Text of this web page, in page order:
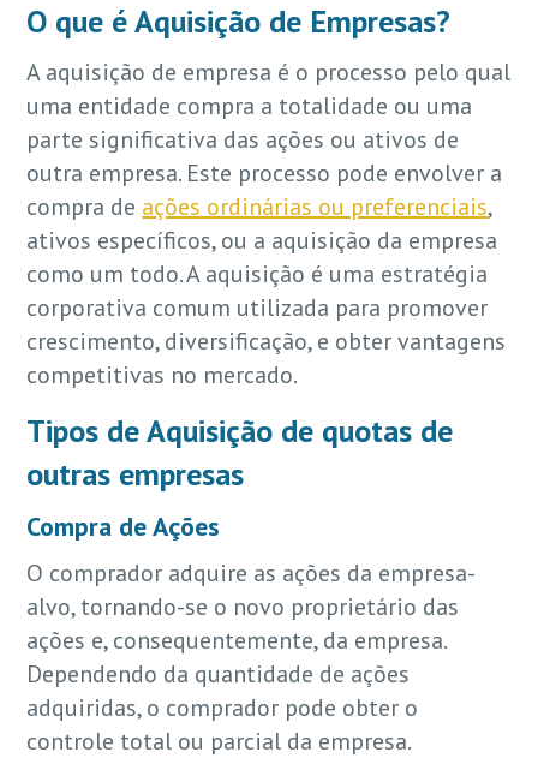
O que é Aquisição de Empresas?
A aquisição de empresa é o processo pelo qual
uma entidade compra a totalidade ou uma
parte significativa das ações ou ativos de
outra empresa. Este processo pode envolver a
compra de ações ordinárias ou preferenciais,
ativos específicos, ou a aquisição da empresa
como um todo. A aquisição é uma estratégia
corporativa comum utilizada para promover
crescimento, diversificação, e obter vantagens
competitivas no mercado.
Tipos de Aquisição de quotas de
outras empresas
Compra de Ações
O comprador adquire as ações da empresa-
alvo, tornando-se o novo proprietário das
ações e, consequentemente, da empresa.
Dependendo da quantidade de ações
adquiridas, o comprador pode obter o
controle total ou parcial da empresa.